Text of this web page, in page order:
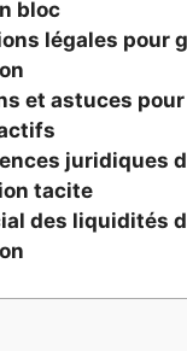
bloc
légales pour
et astuces
juridiques
tacite
des liquidités